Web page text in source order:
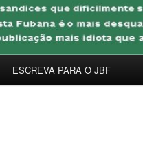
ESCREVA PARA O JBF